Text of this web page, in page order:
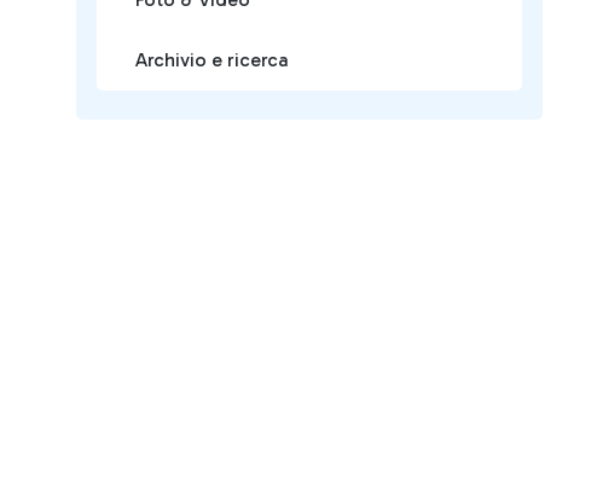
Archivio e ricerca